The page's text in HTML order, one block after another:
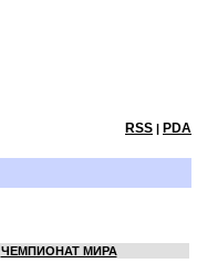
RSS | PDA
ЧЕМПИОНАТ МИРА